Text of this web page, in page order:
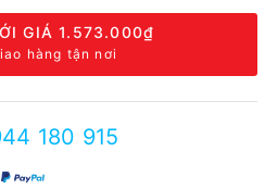
GIÁ1.573.000₫
hàng tận nơi
180 915